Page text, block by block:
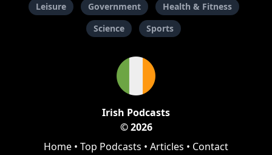
Leisure
Government
Health & Fitness
Science
Sports
Irish Podcasts
© 2026
Home • Top Podcasts • Articles • Contact